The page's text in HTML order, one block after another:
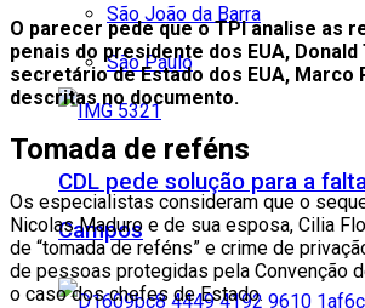
São João da Barra
São Paulo
CDL pede solução para a
Campos
O parecer pede que o TPI analise as
penais do presidente dos EUA, Donald
secretário de Estado dos EUA, Marco
descritas no documento.
Tomada de reféns
Os especialistas consideram que o
Nicolas Maduro e de sua esposa, Cilia
de “tomada de reféns” e crime de
de pessoas protegidas pela Convenção
o caso dos chefes de Estado.